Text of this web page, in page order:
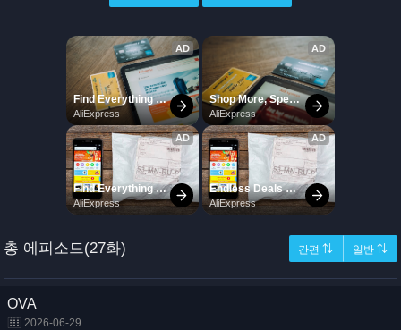
총 에피소드(27화) 간편 ⇅ 일반 ⇅
OVA
2026-06-29